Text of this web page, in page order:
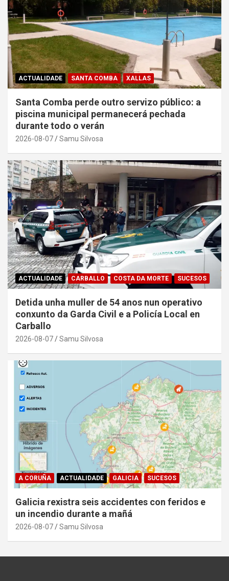
ACTUALIDADE SANTA COMBA XALLAS
Santa Comba perde outro servizo público: a
piscina municipal permanecerá pechada
durante todo o verán
2026-08-07 Samu Silvosa
ACTUALIDADE CARBALLO COSTA DA MORTE SUCESOS
Detida unha muller de 54 anos nun operativo
conxunto da Garda Civil e a Policía Local en
Carballo
2026-08-07 Samu Silvosa
A CORUÑA ACTUALIDADE GALICIA SUCESOS
Galicia rexistra seis accidentes con feridos e
un incendio durante a mañá
2026-08-07 Samu Silvosa